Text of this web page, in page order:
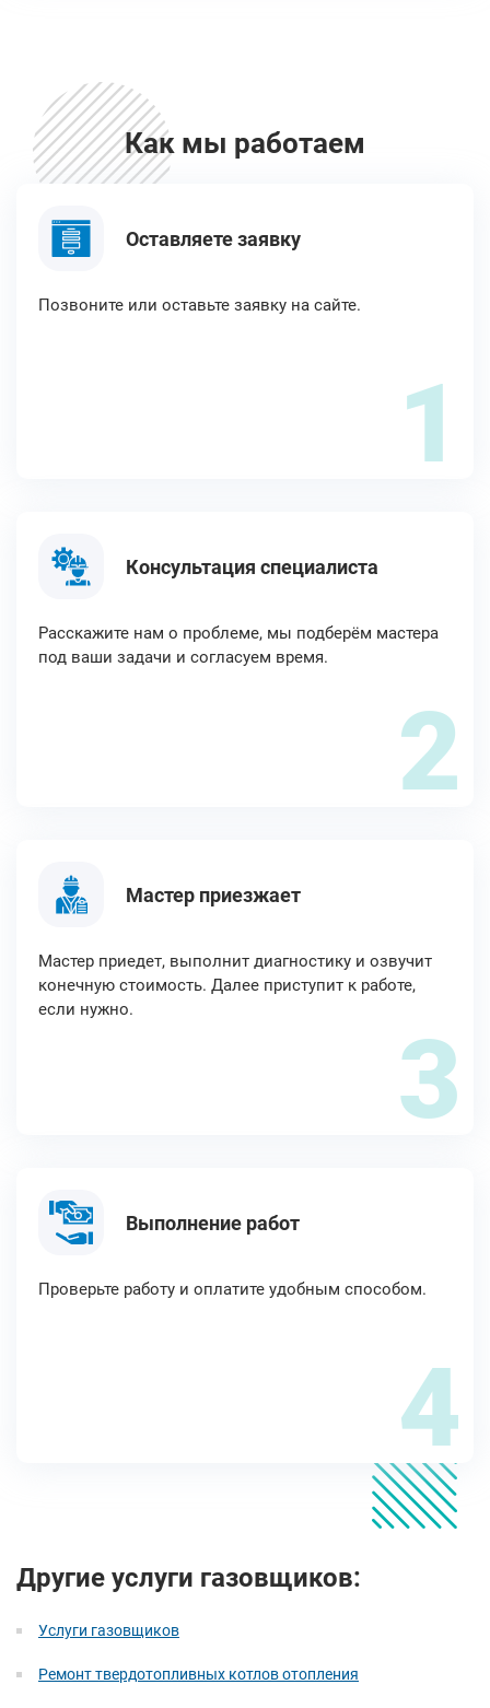
Как мы работаем
Оставляете заявку
Позвоните или оставьте заявку на сайте.
1
Консультация специалиста
Расскажите нам о проблеме, мы подберём мастера
под ваши задачи и согласуем время.
2
Мастер приезжает
Мастер приедет, выполнит диагностику и озвучит
конечную стоимость. Далее приступит к работе,
если нужно.
3
Выполнение работ
Проверьте работу и оплатите удобным способом.
4
Другие услуги газовщиков:
Услуги газовщиков
Ремонт твердотопливных котлов отопления